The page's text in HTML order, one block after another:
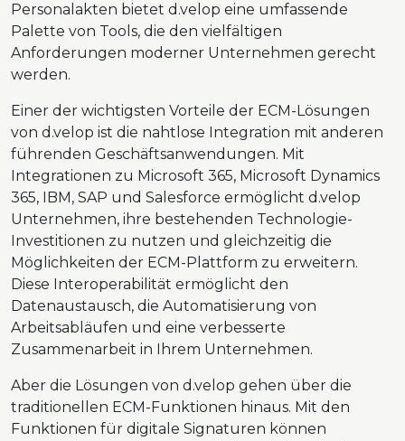
Personalakten bietet d.velop eine umfassende
Palette von Tools, die den vielfältigen
Anforderungen moderner Unternehmen gerecht
werden.
Einer der wichtigsten Vorteile der ECM-Lösungen
von d.velop ist die nahtlose Integration mit anderen
führenden Geschäftsanwendungen. Mit
Integrationen zu Microsoft 365, Microsoft Dynamics
365, IBM, SAP und Salesforce ermöglicht d.velop
Unternehmen, ihre bestehenden Technologie-
Investitionen zu nutzen und gleichzeitig die
Möglichkeiten der ECM-Plattform zu erweitern.
Diese Interoperabilität ermöglicht den
Datenaustausch, die Automatisierung von
Arbeitsabläufen und eine verbesserte
Zusammenarbeit in Ihrem Unternehmen.
Aber die Lösungen von d.velop gehen über die
traditionellen ECM-Funktionen hinaus. Mit den
Funktionen für digitale Signaturen können